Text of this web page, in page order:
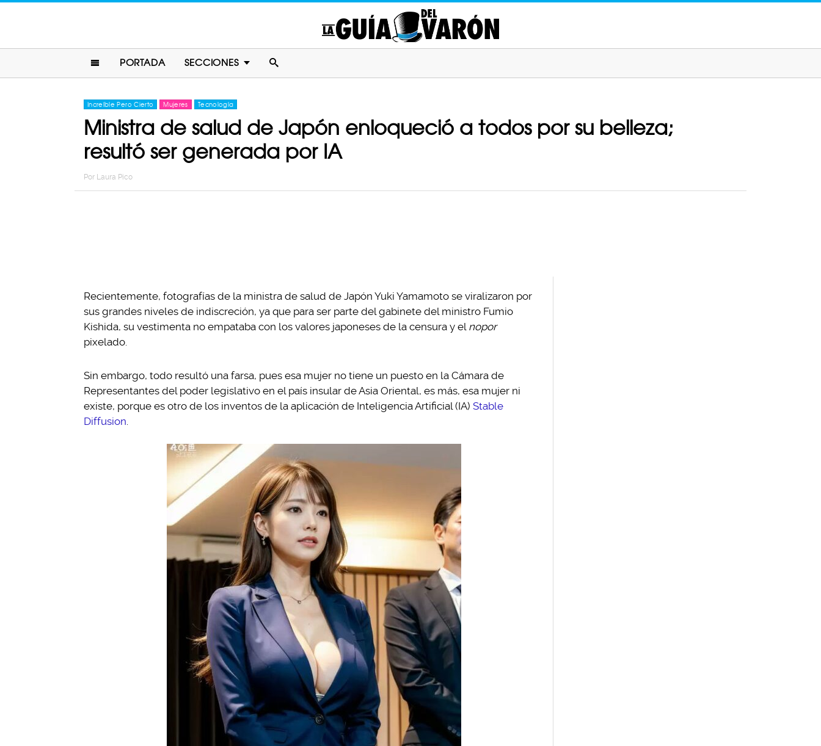
PORTADA SECCIONES
Increíble Pero Cierto Mujeres Tecnología
Ministra de salud de Japón enloqueció a todos por su belleza;
resultó ser generada por IA
Por Laura Pico
Recientemente, fotografías de la ministra de salud de Japón Yuki Yamamoto se viralizaron por
sus grandes niveles de indiscreción, ya que para ser parte del gabinete del ministro Fumio
Kishida, su vestimenta no empataba con los valores japoneses de la censura y el nopor
pixelado.
Sin embargo, todo resultó una farsa, pues esa mujer no tiene un puesto en la Cámara de
Representantes del poder legislativo en el país insular de Asia Oriental, es más, esa mujer ni
existe, porque es otro de los inventos de la aplicación de Inteligencia Artificial (IA) Stable
Diffusion.